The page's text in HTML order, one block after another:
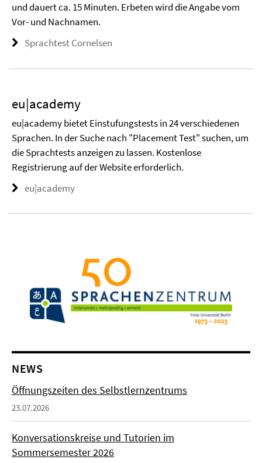
und dauert ca. 15 Minuten. Erbeten wird die Angabe vom
Vor- und Nachnamen.
Sprachtest Cornelsen
eu|academy
eu|academy bietet Einstufungstests in 24 verschiedenen
Sprachen. In der Suche nach "Placement Test" suchen, um
die Sprachtests anzeigen zu lassen. Kostenlose
Registrierung auf der Website erforderlich.
eu|academy
NEWS
Öffnungszeiten des Selbstlernzentrums
23.07.2026
Konversationskreise und Tutorien im
Sommersemester 2026